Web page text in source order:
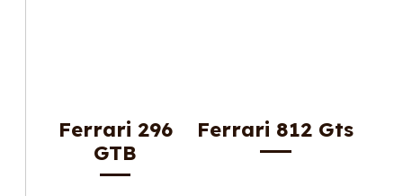
Ferrari 296
GTB
Ferrari 812 Gts